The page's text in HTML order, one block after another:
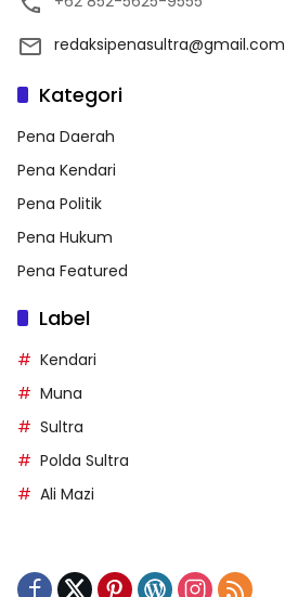
redaksipenasultra@gmail.com
Kategori
Pena Daerah
Pena Kendari
Pena Politik
Pena Hukum
Pena Featured
Label
Kendari
Muna
Sultra
Polda Sultra
Ali Mazi